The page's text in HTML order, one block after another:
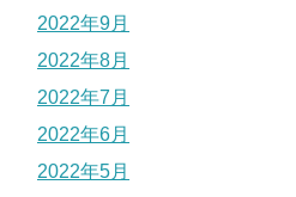
2022年9月
2022年8月
2022年7月
2022年6月
2022年5月